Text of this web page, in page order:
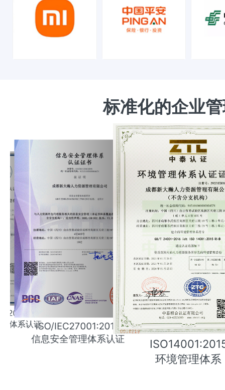
标准化的企业
体系认证ISO/IEC27001:2013
信息安全管理体系认证
环境管理体系